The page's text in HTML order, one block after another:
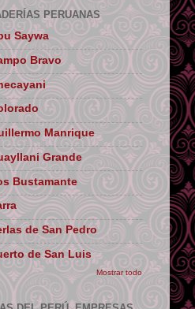
PERUANAS
Saywa
Bravo
Manrique
Grande
Bustamante
de San Pedro
de San Luis
Mostrar todo